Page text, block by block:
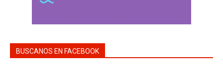
BUSCANOS EN FACEBOOK